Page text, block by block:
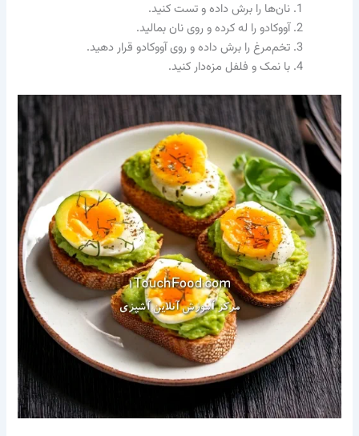
نان‌ها را برش داده و تست کنید.
آووکادو را له کرده و روی نان بمالید.
تخم‌مرغ را برش داده و روی آووکادو قرار دهید.
با نمک و فلفل مزه‌دار کنید.